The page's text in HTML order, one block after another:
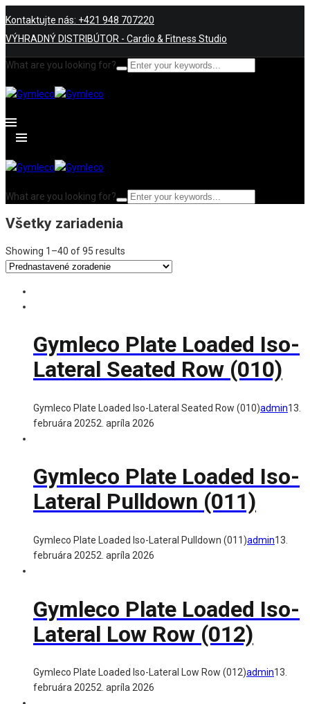
Kontaktujte nás: +421 948 707220
VÝHRADNÝ DISTRIBÚTOR - Cardio & Fitness Studio
What are you looking for?
What are you looking for?
Všetky zariadenia
Showing 1–40 of 95 results
Gymleco Plate Loaded Iso-
Lateral Seated Row (010)
Gymleco Plate Loaded Iso-Lateral Seated Row (010)admin13.
februára 20252. apríla 2026
Gymleco Plate Loaded Iso-
Lateral Pulldown (011)
Gymleco Plate Loaded Iso-Lateral Pulldown (011)admin13.
februára 20252. apríla 2026
Gymleco Plate Loaded Iso-
Lateral Low Row (012)
Gymleco Plate Loaded Iso-Lateral Low Row (012)admin13.
februára 20252. apríla 2026